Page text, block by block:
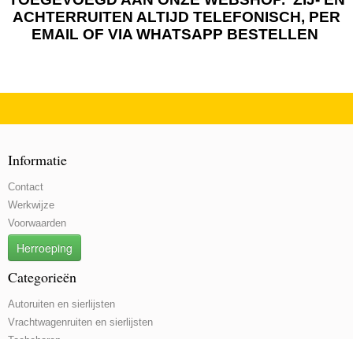
ACHTERRUITEN ALTIJD TELEFONISCH, PER
EMAIL OF VIA WHATSAPP BESTELLEN
Informatie
Contact
Werkwijze
Voorwaarden
Herroeping
Categorieën
Autoruiten en sierlijsten
Vrachtwagenruiten en sierlijsten